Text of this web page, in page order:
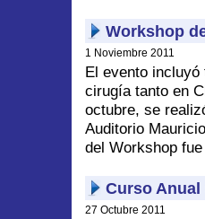
Workshop
1 Noviembre 2011
El evento
cirugía tanto en
octubre, se
Auditorio
del Workshop
Curso
27 Octubre 2011